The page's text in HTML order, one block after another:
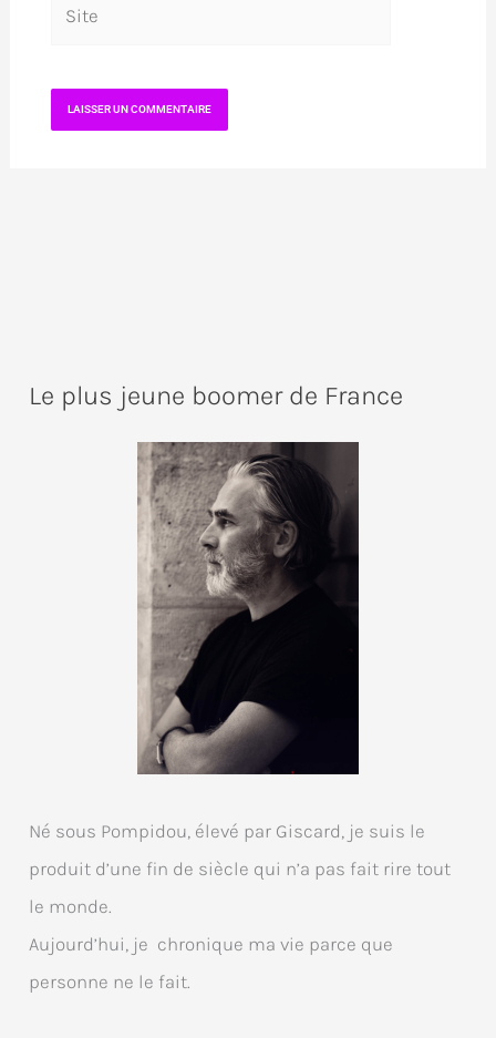
Le plus jeune boomer de France
Né sous Pompidou, élevé par Giscard, je suis le
produit d’une fin de siècle qui n’a pas fait rire tout
le monde.
Aujourd’hui, je chronique ma vie parce que
personne ne le fait.